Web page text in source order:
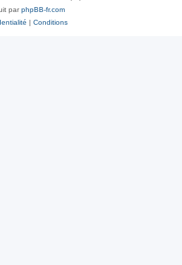
parphpBB-fr.com
Conditions